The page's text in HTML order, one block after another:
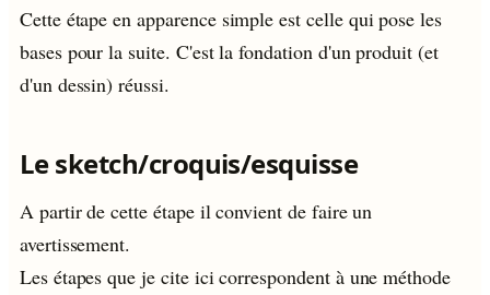
Cette étape en apparence simple est celle qui pose les
bases pour la suite. C'est la fondation d'un produit (et
d'un dessin) réussi.
Le sketch/croquis/esquisse
A partir de cette étape il convient de faire un
avertissement.
Les étapes que je cite ici correspondent à une méthode